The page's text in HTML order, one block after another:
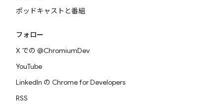
ポッドキャストと番組
フォロー
X での @ChromiumDev
YouTube
LinkedIn の Chrome for Developers
RSS